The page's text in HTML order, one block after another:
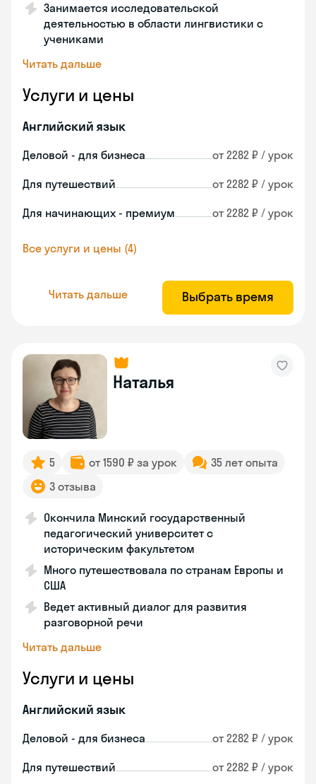
Занимается исследовательской
деятельностью в области лингвистики с
учениками
Читать дальше
Услуги и цены
Английский язык
Деловой - для бизнеса от 2282 ₽ / урок
Для путешествий от 2282 ₽ / урок
Для начинающих - премиум от 2282 ₽ / урок
Все услуги и цены (4)
Читать дальше Выбрать время
Наталья
5 от 1590 ₽ за урок
35 лет опыта
3 отзыва
Окончила Минский государственный
педагогический университет с
историческим факультетом
Много путешествовала по странам Европы и
США
Ведет активный диалог для развития
разговорной речи
Читать дальше
Услуги и цены
Английский язык
Деловой - для бизнеса от 2282 ₽ / урок
Для путешествий от 2282 ₽ / урок